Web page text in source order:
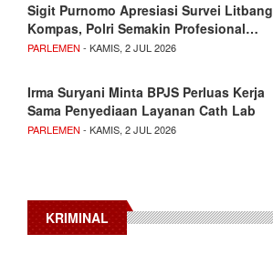
Sigit Purnomo Apresiasi Survei Litbang
Kompas, Polri Semakin Profesional…
PARLEMEN - KAMIS, 2 JUL 2026
Irma Suryani Minta BPJS Perluas Kerja
Sama Penyediaan Layanan Cath Lab
PARLEMEN - KAMIS, 2 JUL 2026
KRIMINAL